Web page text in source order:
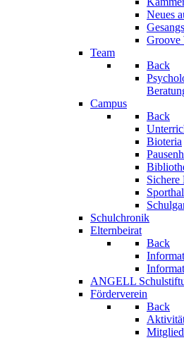
Neues
Groove
Team
Back
Campus
Back
Bioteria
Sichere
Schulchronik
Elternbeirat
Back
ANGELL
Förderverein
Back